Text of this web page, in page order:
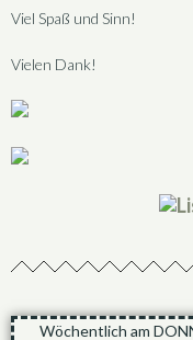
Viel Spaß und Sinn!
Vielen Dank!
Wöchentlich am